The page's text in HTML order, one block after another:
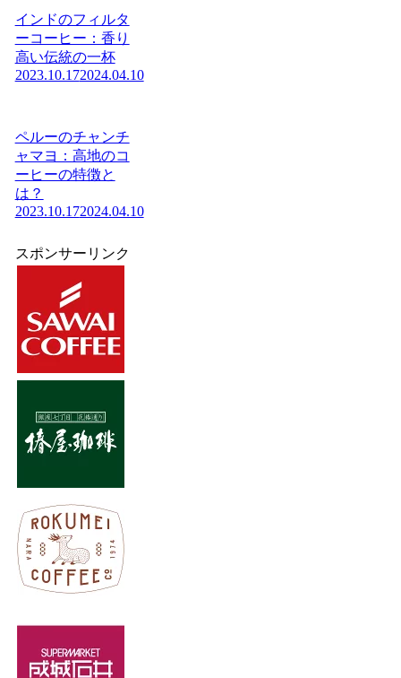
インドのフィルタ
ーコーヒー：香り
高い伝統の一杯
2023.10.172024.04.10
ペルーのチャンチ
ャマヨ：高地のコ
ーヒーの特徴と
は？
2023.10.172024.04.10
スポンサーリンク